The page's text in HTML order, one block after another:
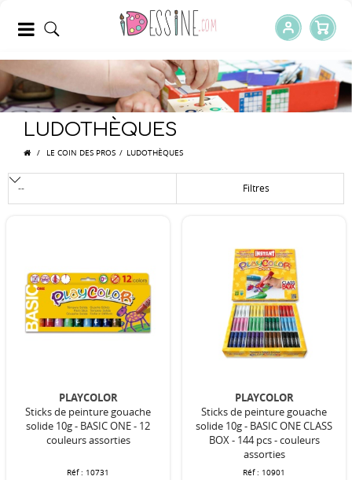
LUDOTHÈQUES
/ LE COIN DES PROS / LUDOTHÈQUES
Filtres
PLAYCOLOR
Sticks de peinture gouache
solide 10g - BASIC ONE - 12
couleurs assorties
Réf : 10731
PLAYCOLOR
Sticks de peinture gouache
solide 10g - BASIC ONE CLASS
BOX - 144 pcs - couleurs
assorties
Réf : 10901